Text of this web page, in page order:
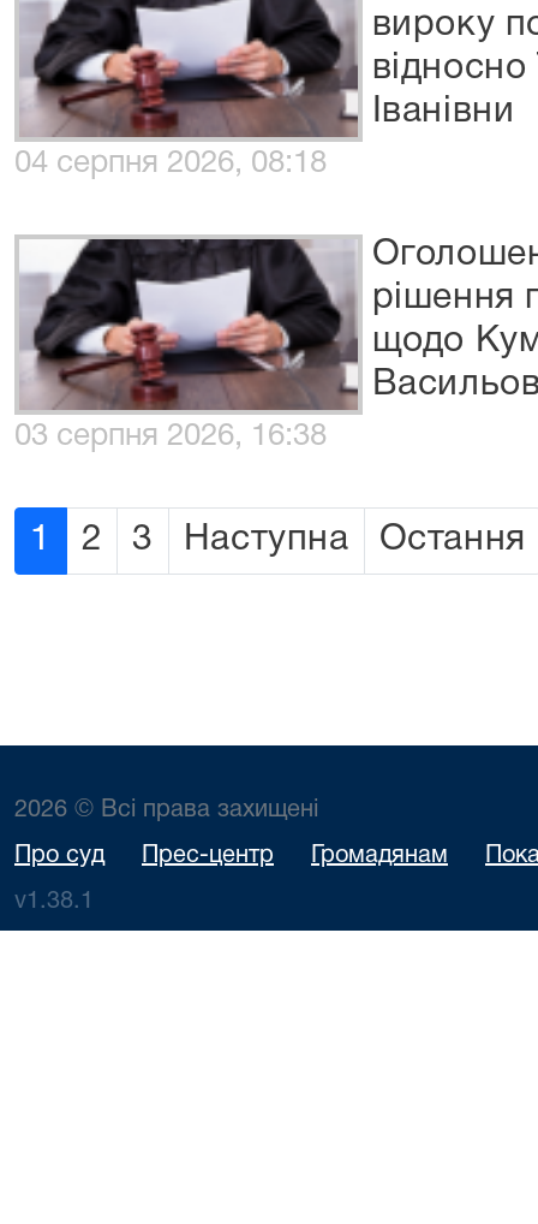
вироку
Іванівни
04 серпня 2026, 08:18
рішення
щодо
03 серпня 2026, 16:38
1 2 3 Наступна Остання
2026 © Всі права захищені
Про суд Прес-центр Громадянам
v1.38.1